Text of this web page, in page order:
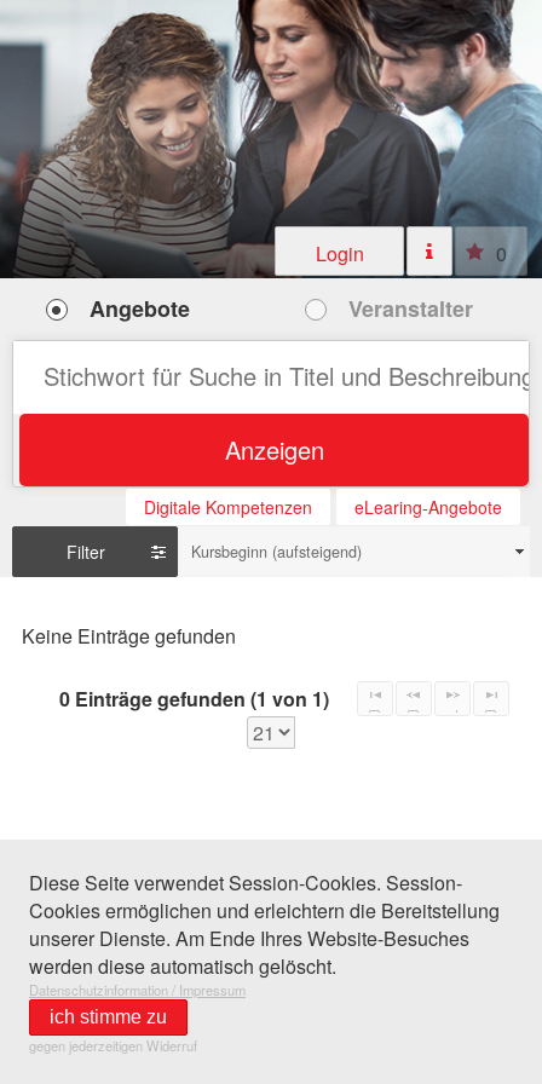
Login 0
Angebote Veranstalter
Anzeigen
Digitale Kompetenzen
eLearing-Angebote
Filter
Kursbeginn (aufsteigend)
Keine Einträge gefunden
0 Einträge gefunden (1 von 1)
Diese Seite verwendet Session-Cookies. Session-
Cookies ermöglichen und erleichtern die Bereitstellung
unserer Dienste. Am Ende Ihres Website-Besuches
werden diese automatisch gelöscht.
Datenschutzinformation / Impressum
ich stimme zu
gegen jederzeitigen Widerruf